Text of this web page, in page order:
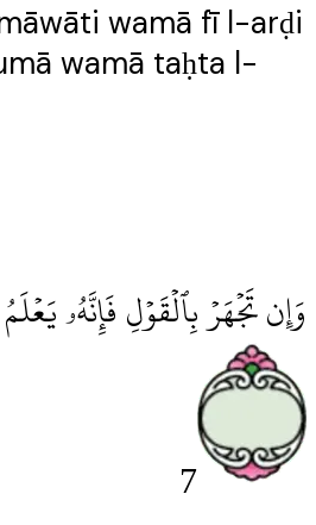
wamā fī l-arḍi
wamā taḥta l-
وَإِن تَجْهَرْ بِٱلْقَوْلِ فَإِنَّهُۥ
7